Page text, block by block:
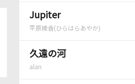
Jupiter
平原綾香(ひらはらあやか)
久遠の河
alan